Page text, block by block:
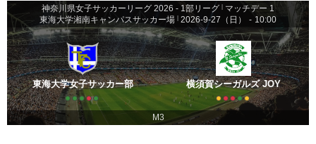
神奈川県女子サッカーリーグ 2026 - 1部リーグ
マッチデー 1
東海大学湘南キャンパスサッカー場 2026-9-27（日） - 10:00
東海大学女子サッカー部 横須賀シーガルズ JOY
M3